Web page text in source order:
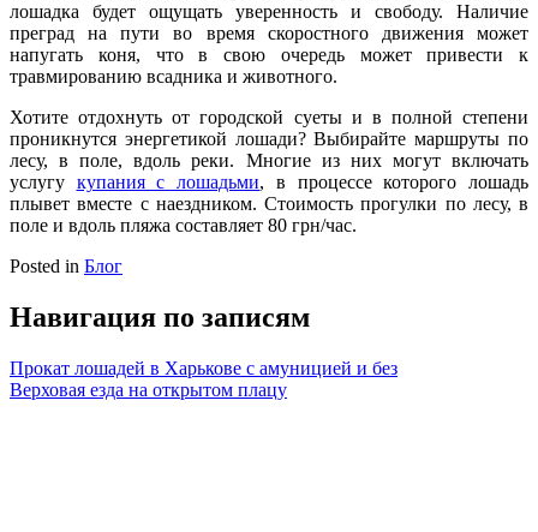
лошадка будет ощущать уверенность и свободу. Наличие
преград на пути во время скоростного движения может
напугать коня, что в свою очередь может привести к
травмированию всадника и животного.
Хотите отдохнуть от городской суеты и в полной степени
проникнутся энергетикой лошади? Выбирайте маршруты по
лесу, в поле, вдоль реки. Многие из них могут включать
услугу купания с лошадьми, в процессе которого лошадь
плывет вместе с наездником. Стоимость прогулки по лесу, в
поле и вдоль пляжа составляет 80 грн/час.
Posted in Блог
Навигация по записям
Прокат лошадей в Харькове с амуницией и без
Верховая езда на открытом плацу